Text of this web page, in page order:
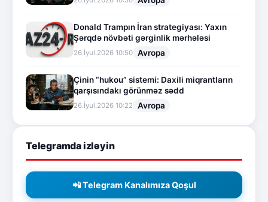
Donald Trampın İran strategiyası: Yaxın
Şərqdə növbəti gərginlik mərhələsi
26.İyul.2026 10:50 Avropa
Çinin “hukou” sistemi: Daxili miqrantların
qarşısındakı görünməz sədd
26.İyul.2026 10:22 Avropa
Telegramda izləyin
📲 Telegram Kanalımıza Qoşul